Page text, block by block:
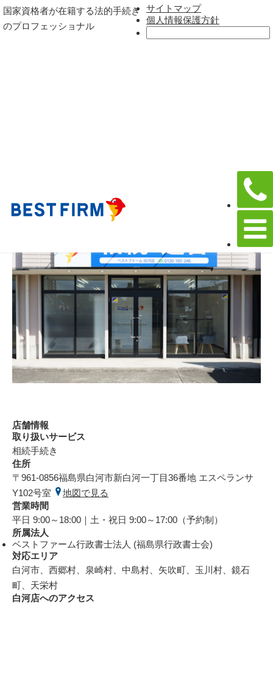
国家資格者が在籍する法的手続き
のプロフェッショナル
サイトマップ
個人情報保護方針
相続に関するお困りごとをお気軽に誰でも安心してご相談頂ける
店舗情報
取り扱いサービス
相続手続き
住所
〒961-0856福島県白河市新白河一丁目36番地 エスペランサ
Y102号室
地図で見る
営業時間
平日 9:00～18:00｜土・祝日 9:00～17:00（予約制）
所属法人
ベストファーム行政書士法人 (福島県行政書士会)
対応エリア
白河市、西郷村、泉崎村、中島村、矢吹町、玉川村、鏡石
町、天栄村
白河店へのアクセス